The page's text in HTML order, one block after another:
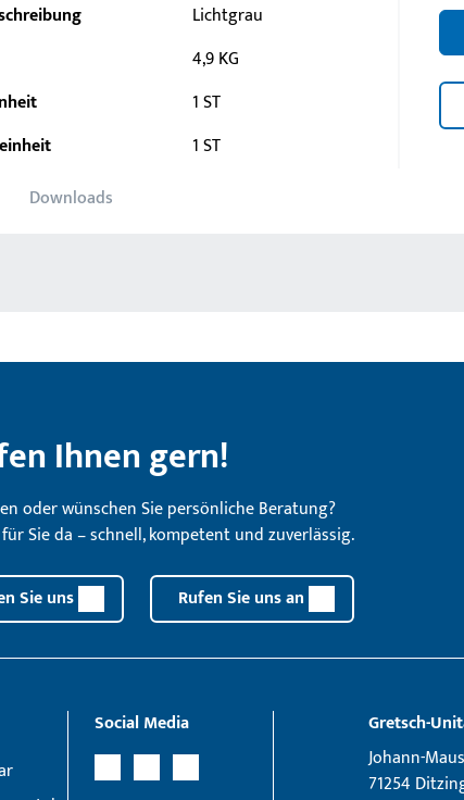
Lichtgrau
4,9 KG
1 ST
1 ST
Downloads
Ihnen gern!
oder wünschen Sie persönliche Beratung?
Sie da – schnell, kompetent und zuverlässig.
Sie uns Rufen Sie uns an
Social Media
Gretsch­-
Johann-
71254